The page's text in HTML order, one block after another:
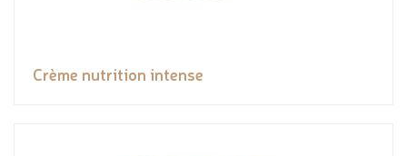
Crème nutrition intense